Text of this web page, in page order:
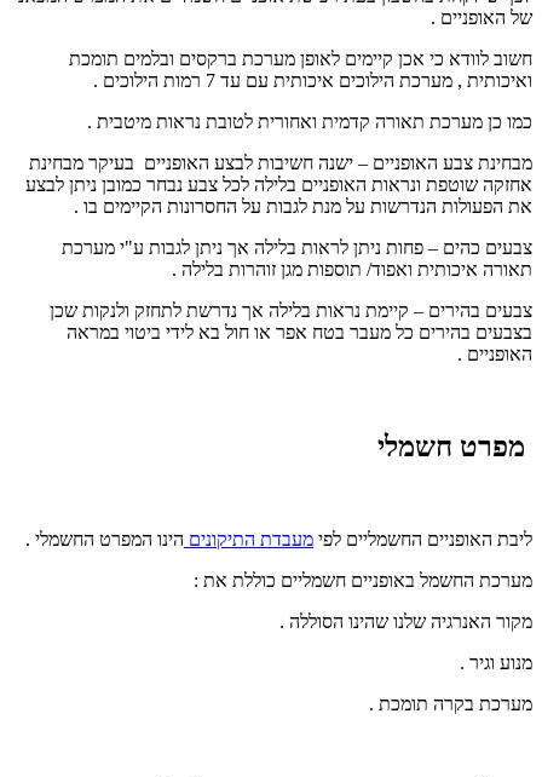
של האופניים .
חשוב לוודא כי אכן קיימים לאופן מערכת ברקסים ובלמים תומכת
ואיכותית , מערכת הילוכים איכותית עם עד 7 רמות הילוכים .
כמו כן מערכת תאורה קדמית ואחורית לטובת נראות מיטבית .
מבחינת צבע האופניים – ישנה חשיבות לבצע האופניים בעיקר מבחינת
אחזקה שוטפת ונראות האופניים בלילה לכל צבע נבחר כמובן ניתן לבצע
את הפעולות הנדרשות על מנת לגבות על החסרונות הקיימים בו .
צבעים כהים – פחות ניתן לראות בלילה אך ניתן לגבות ע"י מערכת
תאורה איכותית ואפוד/ תוספות מגן זוהרות בלילה .
צבעים בהירים – קיימת נראות בלילה אך נדרשת לתחזק ולנקות שכן
בצבעים בהירים כל מעבר בטח אפר או חול בא לידי ביטוי במראה
האופניים .
מפרט חשמלי
ליבת האופניים החשמליים לפי מעבדת התיקונים הינו המפרט החשמלי .
מערכת החשמל באופניים חשמליים כוללת את :
מקור האנרגיה שלנו שהינו הסוללה .
מנוע וגיר .
מערכת בקרה תומכת .